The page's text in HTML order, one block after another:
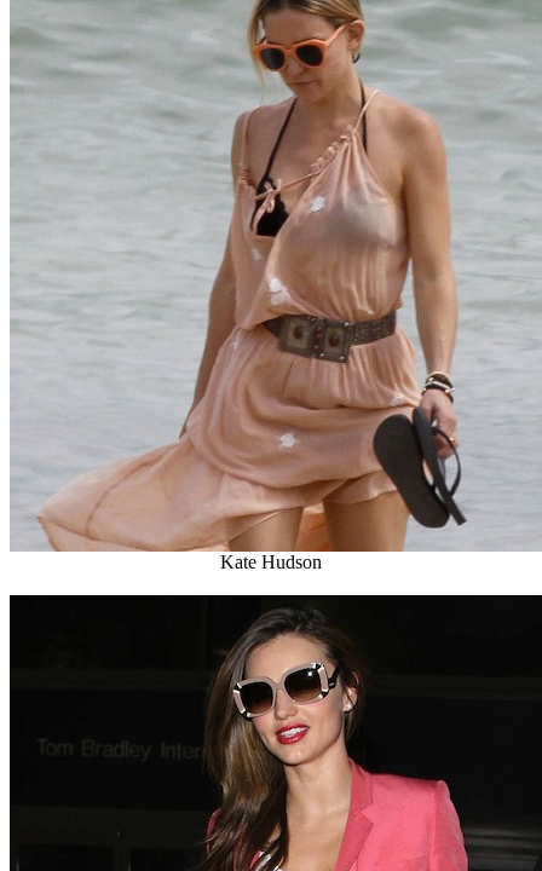
Kate Hudson